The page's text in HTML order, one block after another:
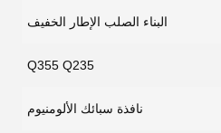
البناء الصلب الإطار الخفيف
Q355 Q235
نافذة سبائك الألومنيوم